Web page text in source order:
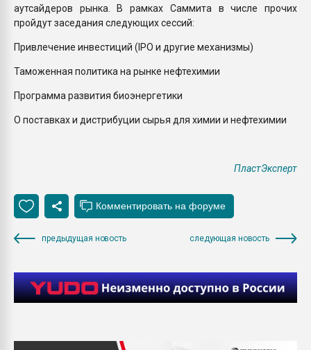
аутсайдеров рынка. В рамках Саммита в числе прочих
пройдут заседания следующих сессий:
Привлечение инвестиций (IPO и другие механизмы)
Таможенная политика на рынке нефтехимии
Программа развития биоэнергетики
О поставках и дистрибуции сырья для химии и нефтехимии
ПластЭксперт
предыдущая новость следующая новость